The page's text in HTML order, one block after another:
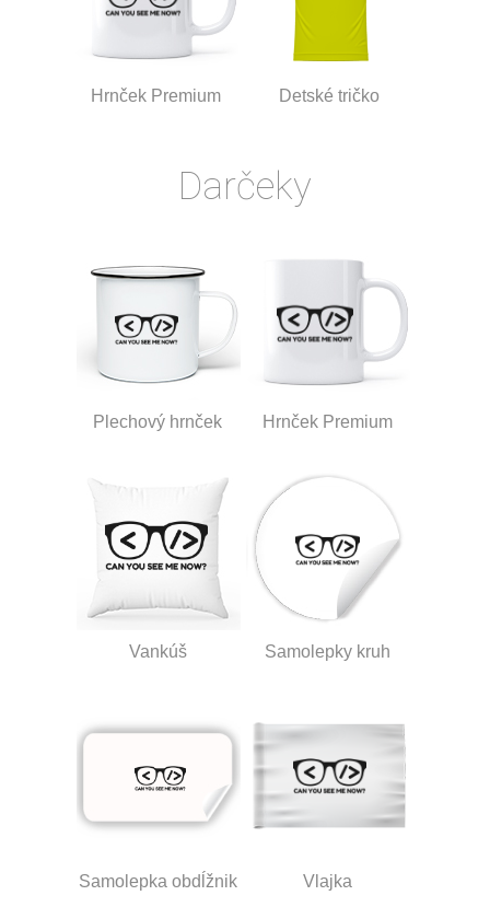
Hrnček Premium Detské tričko
Darčeky
Plechový hrnček Hrnček Premium
Vankúš Samolepky kruh
Samolepka obdĺžnik Vlajka